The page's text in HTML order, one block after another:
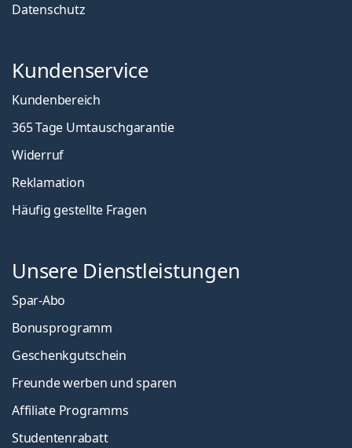
Datenschutz
Kundenservice
Kundenbereich
365 Tage Umtauschgarantie
Widerruf
Reklamation
Häufig gestellte Fragen
Unsere Dienstleistungen
Spar-Abo
Bonusprogramm
Geschenkgutschein
Freunde werben und sparen
Affiliate Programms
Studentenrabatt